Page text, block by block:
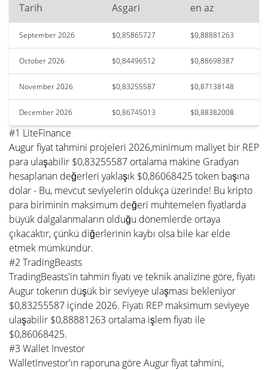
Tarih
Asgari en az
September 2026 $0,85865727 $0,88881263
October 2026 $0,84496512 $0,88698387
November 2026 $0,83255587 $0,87138148
December 2026 $0,86745013 $0,88382008
#1 LiteFinance
Augur fiyat tahmini projeleri 2026,minimum maliyet bir REP
para ulaşabilir $0,83255587 ortalama makine Gradyan
hesaplanan değerleri yaklaşık $0,86068425 token başına
dolar - Bu, mevcut seviyelerin oldukça üzerinde! Bu kripto
para biriminin maksimum değeri muhtemelen fiyatlarda
büyük dalgalanmaların olduğu dönemlerde ortaya
çıkacaktır, çünkü diğerlerinin kaybı olsa bile kar elde
etmek mümkündür.
#2 TradingBeasts
TradingBeasts'in tahmin fiyatı ve teknik analizine göre, fiyatı
Augur tokenın düşük bir seviyeye ulaşması bekleniyor
$0,83255587 içinde 2026. Fiyatı REP maksimum seviyeye
ulaşabilir $0,88881263 ortalama işlem fiyatı ile
$0,86068425.
#3 Wallet Investor
WalletInvestor'ın raporuna göre Augur fiyat tahmini,